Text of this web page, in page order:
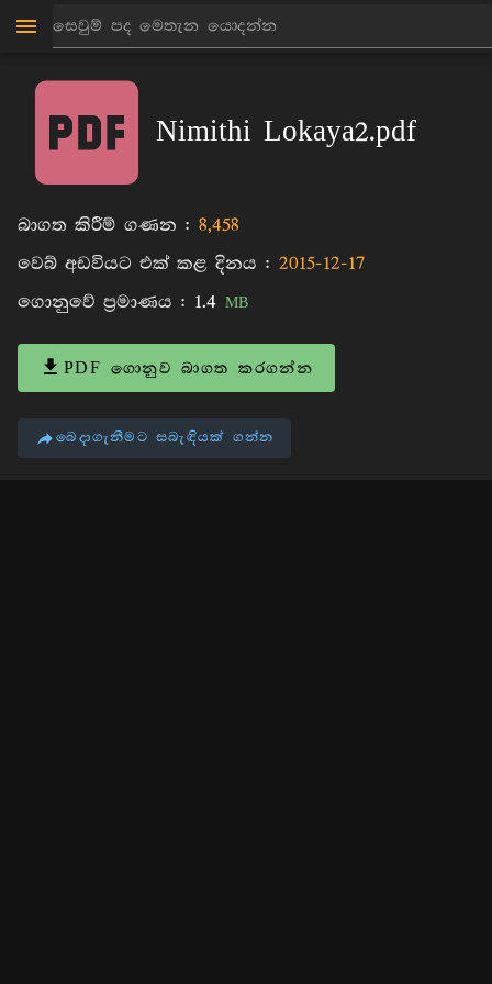
Nimithi Lokaya2.pdf
බාගත කිරීම් ගණන : 8,458
වෙබ් අඩවියට එක් කළ දිනය : 2015-12-17
ගොනුවේ ප්‍රමාණය : 1.4 MB
PDF ගොනුව බාගත කරගන්න
බෙදාගැනීමට සබැඳියක් ගන්න